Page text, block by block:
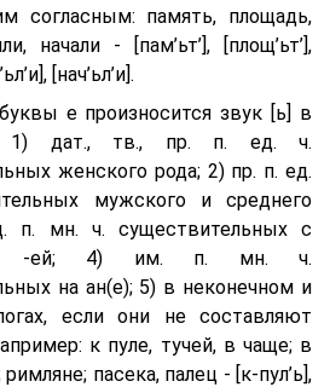
согласным: память, площадь,
начали - [пам’ьт’], [площ’ьт’],
[нач’ьл’и].
е произносится звук [ь] в
1) дат., тв., пр. п. ед. ч.
женского рода; 2) пр. п. ед.
мужского и среднего
п. мн. ч. существительных с
-ей; 4) им. п. мн. ч.
на ан(е); 5) в неконечном и
если они не составляют
к пуле, тучей, в чаще; в
пасека, палец - [к-пул’ь],